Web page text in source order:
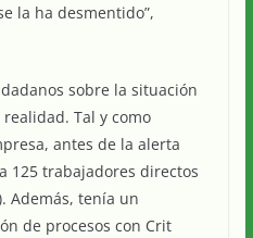
la ha desmentido”,
sobre la situación
Tal y como
antes de la alerta
125 trabajadores directos
Además, tenía un
de procesos con Crit